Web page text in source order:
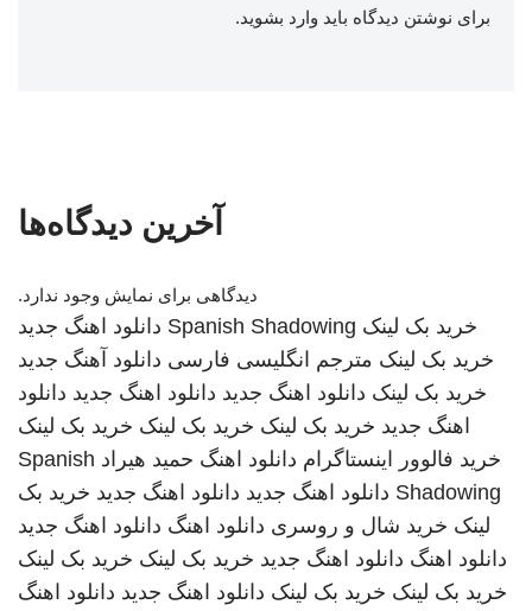
برای نوشتن دیدگاه باید وارد بشوید.
آخرین دیدگاه‌ها
دیدگاهی برای نمایش وجود ندارد.
خرید بک لینک Spanish Shadowing دانلود اهنگ جدید
خرید بک لینک مترجم انگلیسی فارسی دانلود آهنگ جدید
خرید بک لینک دانلود اهنگ جدید دانلود اهنگ جدید دانلود
اهنگ جدید خرید بک لینک خرید بک لینک خرید بک لینک
خرید فالوور اینستاگرام دانلود اهنگ حمید هیراد Spanish
Shadowing دانلود اهنگ جدید دانلود اهنگ جدید خرید بک
لینک خرید شال و روسری دانلود اهنگ دانلود اهنگ جدید
دانلود اهنگ دانلود اهنگ جدید خرید بک لینک خرید بک لینک
خرید بک لینک خرید بک لینک دانلود اهنگ جدید دانلود اهنگ